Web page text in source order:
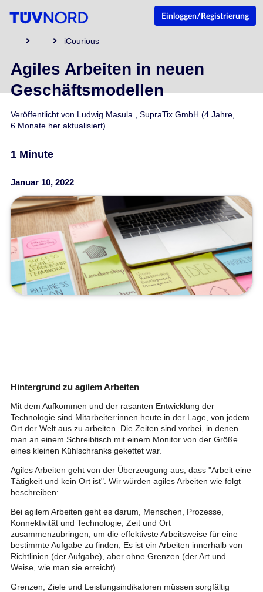
Einloggen/Registrierung
iCourious
1 Minute
Januar 10, 2022
Agiles Arbeiten in neuen
Geschäftsmodellen
Veröffentlicht von Ludwig Masula SupraTix GmbH (4 Jahre,
6 Monate her aktualisiert)
Hintergrund zu agilem Arbeiten
Mit dem Aufkommen und der rasanten Entwicklung der
Technologie sind Mitarbeiter:innen heute in der Lage, von jedem
Ort der Welt aus zu arbeiten. Die Zeiten sind vorbei, in denen
man an einem Schreibtisch mit einem Monitor von der Größe
eines kleinen Kühlschranks gekettet war.
Agiles Arbeiten geht von der Überzeugung aus, dass "Arbeit eine
Tätigkeit und kein Ort ist". Wir würden agiles Arbeiten wie folgt
beschreiben:
Bei agilem Arbeiten geht es darum, Menschen, Prozesse,
Konnektivität und Technologie, Zeit und Ort
zusammenzubringen, um die effektivste Arbeitsweise für eine
bestimmte Aufgabe zu finden, Es ist ein Arbeiten innerhalb von
Richtlinien (der Aufgabe), aber ohne Grenzen (der Art und
Weise, wie man sie erreicht).
Grenzen, Ziele und Leistungsindikatoren müssen sorgfältig